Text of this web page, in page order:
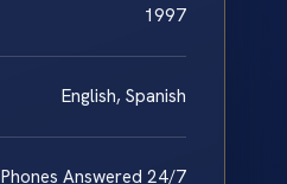
1997
English, Spanish
Phones Answered 24/7